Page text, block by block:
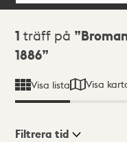
Sökresultat
1 träff på
1886
Visa lista Visa
Filtrera tid